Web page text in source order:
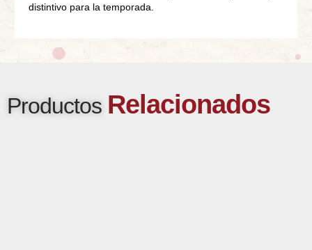
distintivo para la temporada.
Productos Relacionados